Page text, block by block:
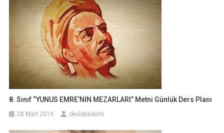
8. Sınıf “YUNUS EMRE’NİN MEZARLARI” Metni Günlük Ders Planı
28 Mart 2019 okulakademi